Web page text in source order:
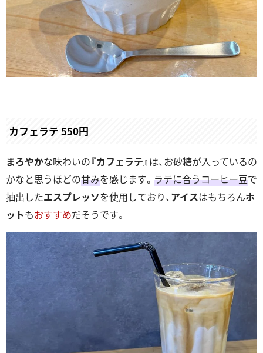
カフェラテ 550円
まろやかな味わいの『カフェラテ』は、お砂糖が入っているの
かなと思うほどの甘みを感じます。 ラテに合うコーヒー豆で
抽出したエスプレッソを使用しており、 アイスはもちろんホ
ットもおすすめだそうです。